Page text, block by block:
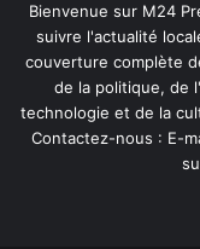
Bienvenue sur M24
suivre l'actualité
couverture complète
de la politique, de
technologie et de la
Contactez-nous : E-